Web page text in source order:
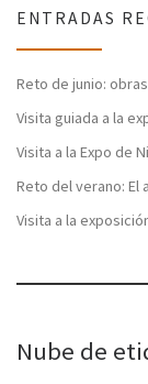
ENTRADAS
Reto de junio:
Visita guiada a la
Visita a la Expo de
Reto del verano: El
Visita a la
Nube de